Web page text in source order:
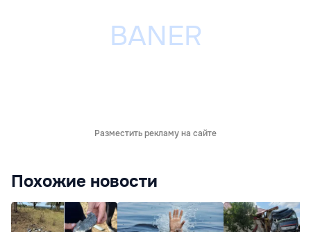
Разместить рекламу на сайте
Похожие новости